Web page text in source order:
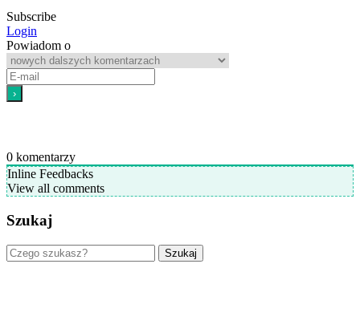
Subscribe
Login
Powiadom o
0 komentarzy
Inline Feedbacks
View all comments
Szukaj
Szukaj